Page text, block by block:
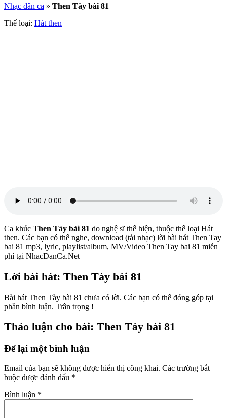
Nhạc dân ca » Then Tày bài 81
Thể loại: Hát then
Ca khúc Then Tày bài 81 do nghệ sĩthể hiện, thuộc thể loại Hát
then. Các bạn có thể nghe, download (tải nhạc) lời bài hát Then Tay
bai 81 mp3, lyric, playlist/album, MV/Video Then Tay bai 81 miễn
phí tại NhacDanCa.Net
Lời bài hát: Then Tày bài 81
Bài hát Then Tày bài 81 chưa có lời. Các bạn có thể đóng góp tại
phần bình luận. Trân trọng !
Thảo luận cho bài: Then Tày bài 81
Để lại một bình luận
Email của bạn sẽ không được hiển thị công khai. Các trường bắt
buộc được đánh dấu *
Bình luận *